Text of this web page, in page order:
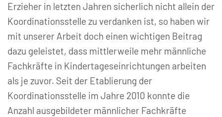
Erzieher in letzten Jahren sicherlich nicht allein der
Koordinationsstelle zu verdanken ist, so haben wir
mit unserer Arbeit doch einen wichtigen Beitrag
dazu geleistet, dass mittlerweile mehr männliche
Fachkräfte in Kindertageseinrichtungen arbeiten
als je zuvor. Seit der Etablierung der
Koordinationsstelle im Jahre 2010 konnte die
Anzahl ausgebildeter männlicher Fachkräfte